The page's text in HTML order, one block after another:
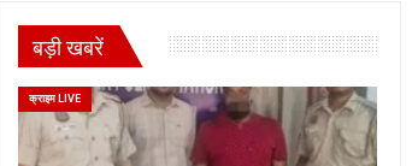
बड़ी खबरें
क्राइम LIVE